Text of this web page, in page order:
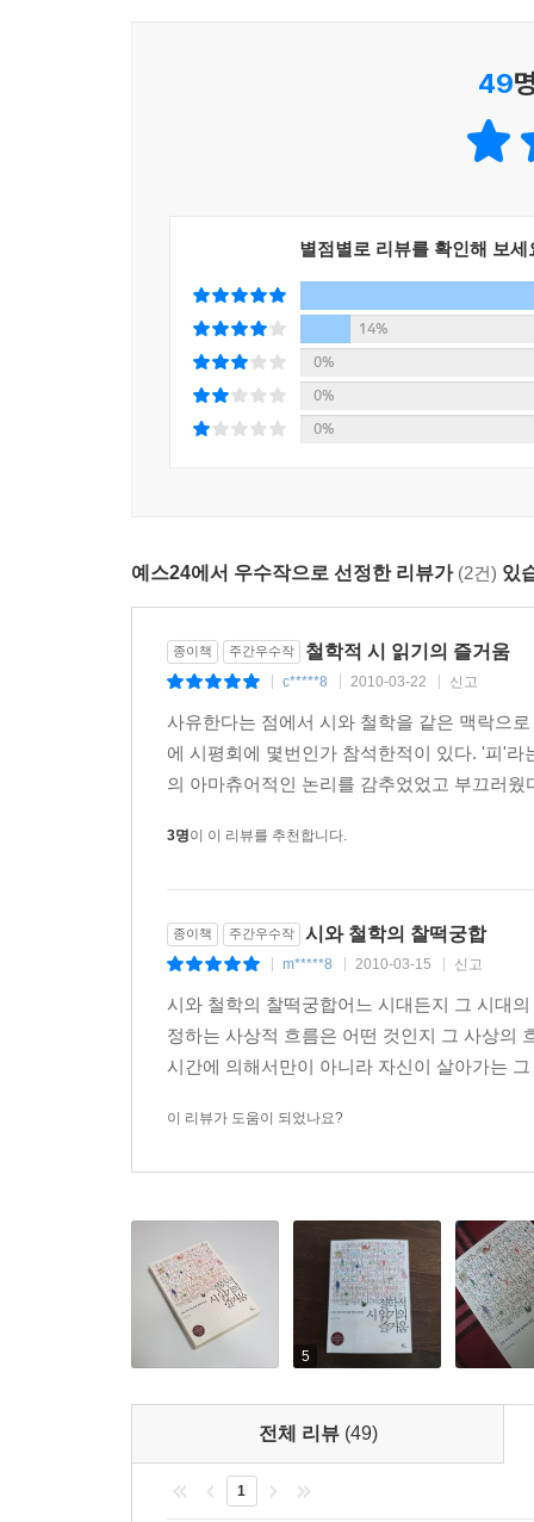
아이히만을 떠올린다. “아프리카에서 식인종이
들어간다. 21편의 시. 저자가 만들어 놓은 이
다중, 에로티즘, 타자론, 존재론, 주름과 리좀, 부
어렵게만 느껴지던 인문학, 영화평론, 문학평론이
영화평론가 정성일의 글은 까다롭기로 유명하
때문이다. 우리는 들뢰즈, 알튀세르, 가라타니
읽어내고 있는 진중권이나 고종석의 글에서도 그
개념들을 아우른다. 각 장 뒤에 ‘더 읽어볼 책들’
책을 읽고 난 뒤, 현대 철학자의 주요 저서들, 이를
가타리의 《천 개의 고원》, 아도르노의 《부정
맞닥뜨리더라도 전혀 주눅들지 않을 것이다. 왜
철학은 원래 어려운 학문이다. 돌아가지 말고 정면
시 읽는 철학자 강신주를 따라가며 깨치는 새로운
시가 읽히면 철학이 잡히고, 철학이 잡히면 우리의
이미지들이, 철학에는 이해하기 힘든 추상적 용
삶에 펼쳐진 거의 모든 풍경을 다 볼 수 있다고 자
시와 철학이 상대적으로 이해하기 어렵다고 해
근본적인 이유는 시와 철학이 우리의 일상에 툭,
낯선 세계와 감각을 표현한 시와 어렵게 에둘러
뒤를 따라 가게 될 것이다.
“어쩌면 이제 여러분들 자신이 21명의 시인들의
인간의 자유 그리고 기쁨을 노래하는 시가 멈추
49
별점별로 리뷰를 확인해 보세
14%
0%
0%
0%
예스24에서 우수작으로 선정한 리뷰가 (2건) 있
종이책 주간우수작 철학적 시 읽기의 즐거움
c*****8 2010-03-22 신고
사유한다는 점에서 시와 철학을 같은 맥락으
에 시평회에 몇번인가 참석한적이 있다. '피'
의 아마츄어적인 논리를 감추었었고 부끄러
3명이 이 리뷰를 추천합니다.
종이책 주간우수작 시와 철학의 찰떡궁합
m*****8 2010-03-15 신고
시와 철학의 찰떡궁합어느 시대든지 그 시대
정하는 사상적 흐름은 어떤 것인지 그 사상의
시간에 의해서만이 아니라 자신이 살아가는
이 리뷰가 도움이 되었나요?
5
전체 리뷰 (49)
1